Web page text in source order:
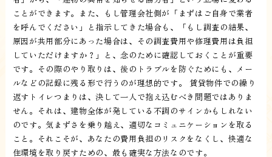
ことができます。また、もし管理会社側が「まずはご自身で業者
を呼んでください」と指示してきた場合も、「もし調査の結果、
原因が共用部分にあった場合は、その調査費用や修理費用は負担
していただけますか？」と、念のために確認しておくことが重要
です。その際のやり取りは、後のトラブルを防ぐためにも、メー
ルなどの記録に残る形で行うのが理想的です。 賃貸物件での繰り
返すトイレつまりは、決して一人で抱え込むべき問題ではありま
せん。それは、建物全体が発している不調のサインかもしれない
のです。気まずさを乗り越え、適切なコミュニケーションを取る
こと。それこそが、あなたの費用負担のリスクをなくし、快適な
住環境を取り戻すための、最も確実な方法なのです。